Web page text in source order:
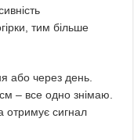
тим більше
або через день.
– все одно знімаю.
отримує сигнал